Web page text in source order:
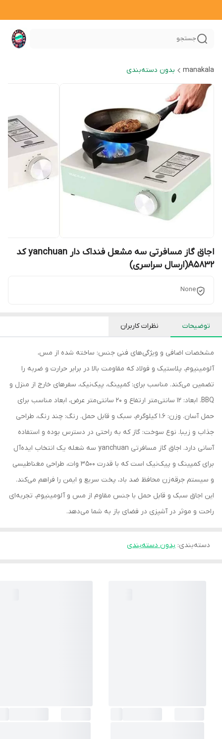
جستجو
manakala بدون دسته‌بندی
اجاق گاز مسافرتی سه مشعل فنداک دار yanchuan کد
A5832(ارسال سراسری)
None
توضیحات نظرات کاربران
مشخصات اضافی و ویژگی‌های فنی جنس: ساخته شده از مس،
آلومینیوم، پلاستیک و فولاد که مقاومت بالا در برابر حرارت و ضربه را
تضمین می‌کند. مناسب برای: کمپینگ، پیک‌نیک، سفرهای خارج از منزل و
BBQ. ابعاد: 12 سانتی‌متر ارتفاع و 20 سانتی‌متر عرض، ابعاد مناسب برای
حمل آسان. وزن: 1.6 کیلوگرم، سبک و قابل حمل. رنگ: چند رنگ، طراحی
جذاب و زیبا. نوع سوخت: گاز که به راحتی در دسترس بوده و استفاده
آسانی دارد. اجاق گاز مسافرتی yanchuan سه شعله یک انتخاب ایده‌آل
برای کمپینگ و پیک‌نیک است که با قدرت 3500 وات، طراحی مغناطیسی
و سیستم جرقه‌زن محافظ ضد باد، پخت سریع و ایمن را فراهم می‌کند.
این اجاق سبک و قابل حمل با جنس مقاوم از مس و آلومینیوم، تجربه‌ای
راحت و موثر در آشپزی در فضای باز به شما می‌دهد.
دسته‌بندی: بدون دسته‌بندی